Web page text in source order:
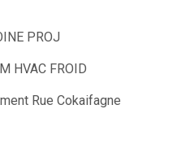
PROJ
HVAC FROID
Rue Cokaifagne